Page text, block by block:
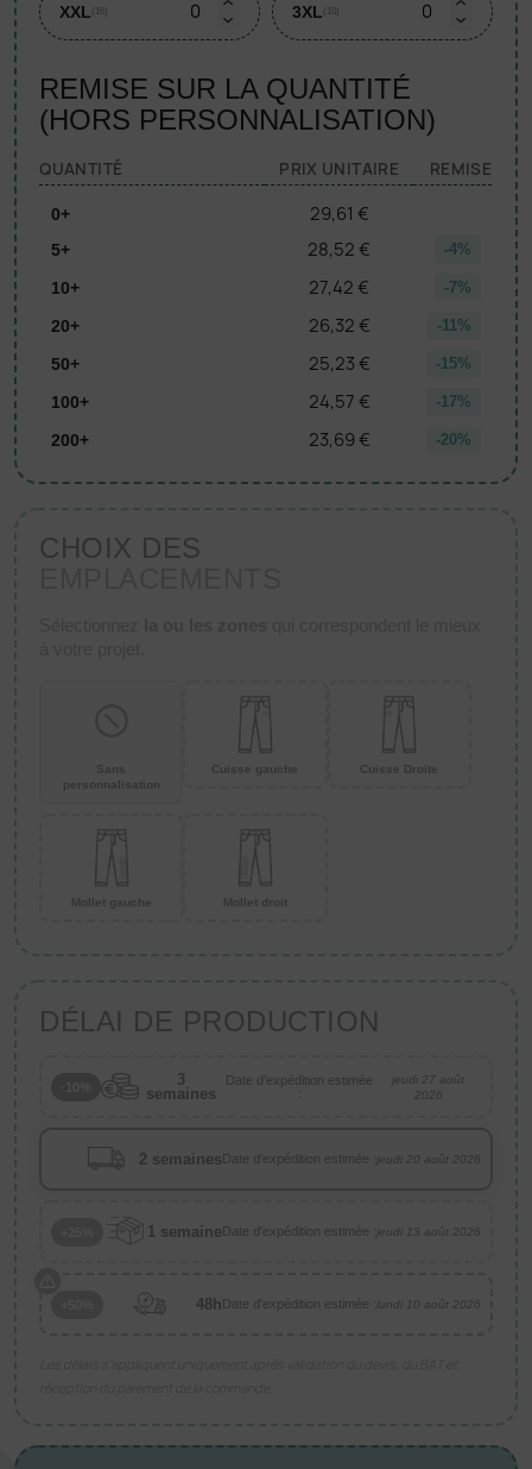
XXL (16) 3XL (10)
REMISE SUR LA QUANTITÉ
(HORS PERSONNALISATION)
QUANTITÉ PRIX UNITAIRE REMISE
0+ 29,61 €
5+ 28,52 € -4%
10+ 27,42 € -7%
20+ 26,32 € -11%
50+ 25,23 € -15%
100+ 24,57 € -17%
200+ 23,69 € -20%
CHOIX DES
Sans
personnalisation
Cuisse gauche Cuisse Droite
Mollet gauche Mollet droit
DÉLAI DE PRODUCTION
3
semaines
Date d'expédition estimée
:
jeudi 27 août
2026
2 semaines Date d'expédition estimée :jeudi 20 août 2026
1 semaine Date d'expédition estimée :jeudi 13 août 2026
48h Date d'expédition estimée :lundi 10 août 2026